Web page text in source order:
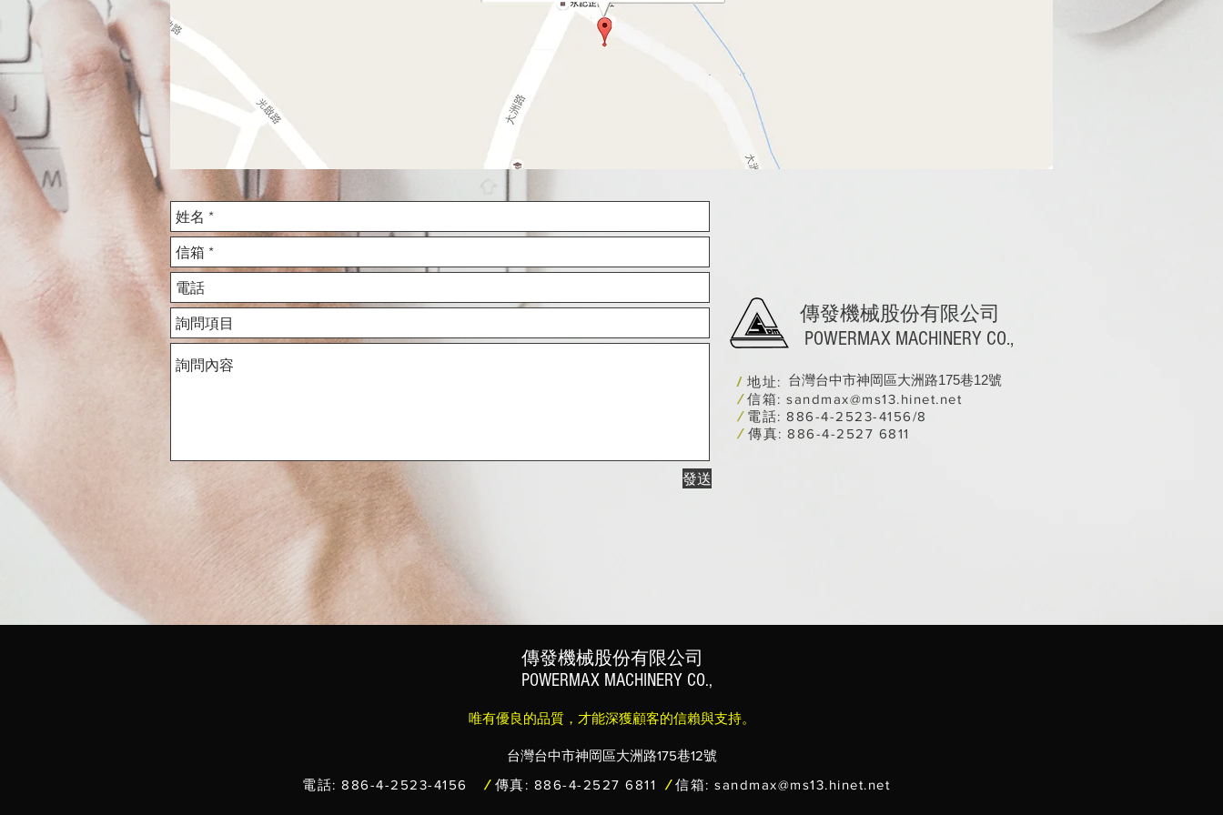
傳發機械股份有限公司
POWERMAX MACHINERY CO.,
/ 地址: 台灣台中市神岡區大洲路175巷12號
/信箱: sandmax@ms13.hinet.net
/電話: 886-4-2523-4156/8
/ 傳真: 886-4-2527 6811
發送
傳發機械股份有限公司
POWERMAX MACHINERY CO.,
唯有優良的品質，才能深獲顧客的信賴與支持。
台灣台中市神岡區大洲路175巷12號
電話: 886-4-2523-4156
/ 傳真: 886-4-2527 6811 /信箱: sandmax@ms13.hinet.net